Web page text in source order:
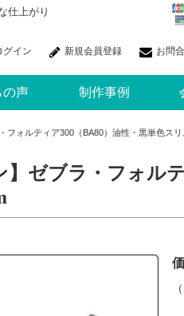
仕上がり
グイン 新規会員登録 お問
の声 制作事例
フォルティア300（BA80）油性・黒単色ス
】ゼブラ・フォル